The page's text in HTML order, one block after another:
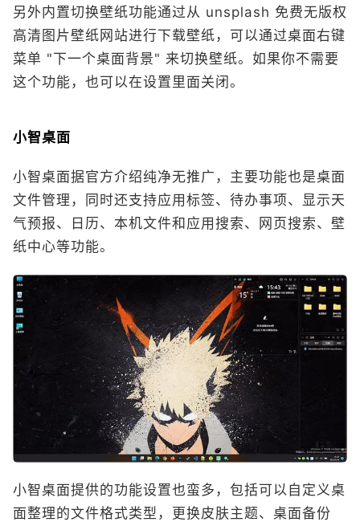
另外内置切换壁纸功能通过从 unsplash 免费无版权
高清图片壁纸网站进行下载壁纸，可以通过桌面右键
菜单 "下一个桌面背景" 来切换壁纸。如果你不需要
这个功能，也可以在设置里面关闭。
小智桌面
小智桌面据官方介绍纯净无推广，主要功能也是桌面
文件管理，同时还支持应用标签、待办事项、显示天
气预报、日历、本机文件和应用搜索、网页搜索、壁
纸中心等功能。
小智桌面提供的功能设置也蛮多，包括可以自定义桌
面整理的文件格式类型，更换皮肤主题、桌面备份